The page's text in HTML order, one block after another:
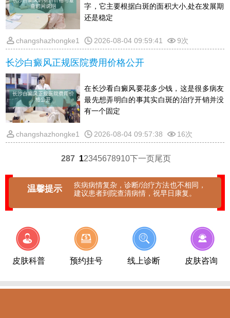
字，它主要根据白斑的面积大小,处在发展期
还是稳定
changshazhongke1 2026-08-04 09:59:41 9次
长沙白癜风正规医院费用价格公开
在长沙看白癜风要花多少钱，这是很多病友
最先想弄明白的事其实白斑的治疗开销并没
有一个固定
changshazhongke1 2026-08-04 09:57:38 16次
287 12345678910下一页尾页
温馨提示
疾病病情复杂，诊断/治疗方法也不相同，
建议患者到院查清病情，祝早日康复。
皮肤科普 预约挂号 线上诊断 皮肤咨询